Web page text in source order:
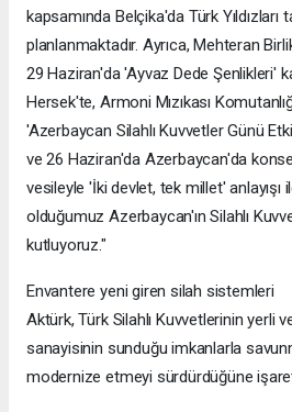
kapsamında Belçika'da Türk
planlanmaktadır. Ayrıca, Mehteran
29 Haziran'da 'Ayvaz Dede Şenlikleri'
Hersek'te, Armoni Mızıkası
'Azerbaycan Silahlı Kuvvetler Günü
ve 26 Haziran'da Azerbaycan'da
vesileyle 'İki devlet, tek millet' anlayışı
olduğumuz Azerbaycan'ın Silahlı
kutluyoruz."
Envantere yeni giren silah sistemleri
Aktürk, Türk Silahlı Kuvvetlerinin yerli
sanayisinin sunduğu imkanlarla
modernize etmeyi sürdürdüğüne